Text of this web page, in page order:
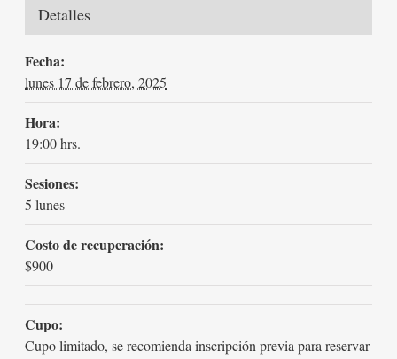
Detalles
Fecha:
lunes 17 de febrero, 2025
Hora:
19:00 hrs.
Sesiones:
5 lunes
Costo de recuperación:
$900
Cupo:
Cupo limitado, se recomienda inscripción previa para reservar